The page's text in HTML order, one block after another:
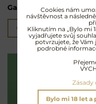
Garden Ginger Highball
Čtěte více
Cookies nám
návštěvnost a
Kliknutím na „Bylo mi
vyjadřujete svůj
potvrzujete, že Vám
podrobné
Zásady
Bylo mi 18 let